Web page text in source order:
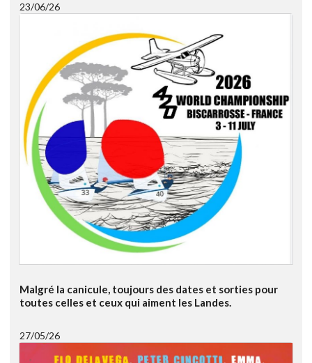
23/06/26
Malgré la canicule, toujours des dates et sorties pour
toutes celles et ceux qui aiment les Landes.
27/05/26